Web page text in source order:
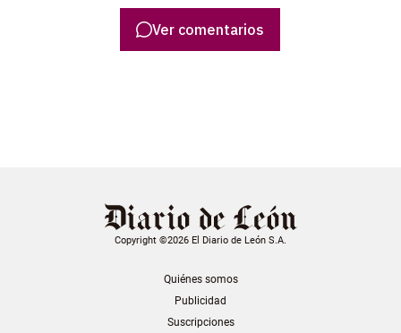
Ver comentarios
Copyright ©2026 El Diario de León S.A.
Quiénes somos
Publicidad
Suscripciones